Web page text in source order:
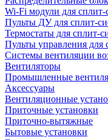
Wi-Fi модули для сплит-
Пульты ДУ для сплит-
Термостаты для сплит-
Пульты управления для
Системы вентиляции
Вентиляторы
Промышленные
Аксессуары
Вентиляционные
Приточные установки
Приточно-вытяжные
Бытовые установки